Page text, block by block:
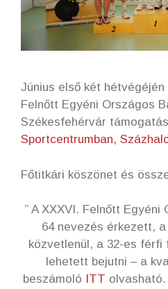
Június első két
Felnőtt Egyéni Országos
Székesfehérvár
Sportcentrumban,
Főtitkári köszönet és
” A XXXVI. Felnőtt
64 nevezés érkezett,
közvetlenül, a 32-es férfi
lehetett bejutni – a
beszámoló
ITT